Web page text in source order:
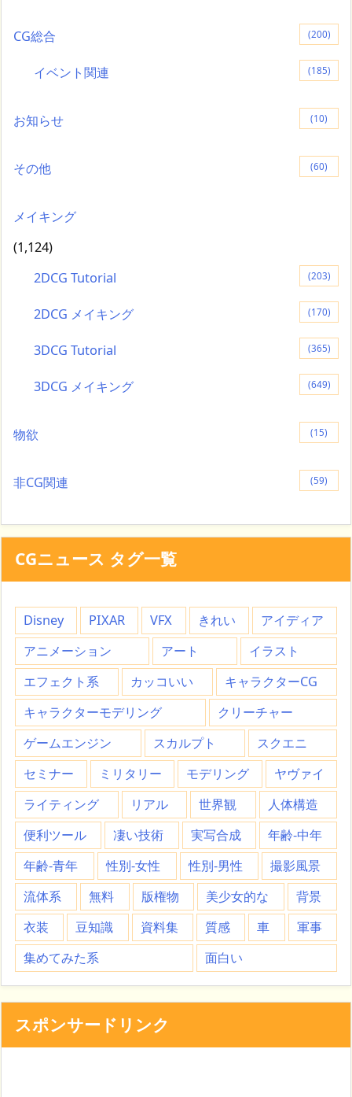
CG総合 (200)
イベント関連 (185)
お知らせ (10)
その他 (60)
メイキング
(1,124)
2DCG Tutorial
(203)
2DCG メイキング (170)
3DCG Tutorial (365)
3DCG メイキング (649)
物欲 (15)
非CG関連 (59)
CGニュース タグ一覧
Disney PIXAR VFX きれい
アイディア
アニメーション
アート
イラスト
エフェクト系
カッコいい
キャラクターCG
キャラクターモデリング
クリーチャー
ゲームエンジン
スカルプト
スクエニ
セミナー
ミリタリー モデリング
ヤヴァイ
ライティング
リアル 世界観
人体構造
便利ツール
凄い技術 実写合成
年齢-中年
年齢-青年
性別-女性 性別-男性
撮影風景
流体系
無料 版権物 美少女的な
背景
衣装
豆知識 資料集 質感 車
軍事
集めてみた系
面白い
スポンサードリンク